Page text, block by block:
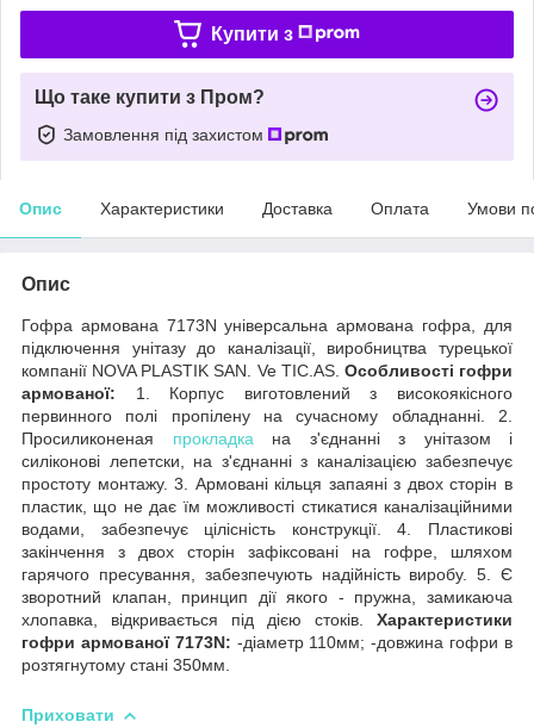
Купити з
Що таке купити з Пром?
Замовлення під захистом
Опис Характеристики Доставка Оплата Умови
Опис
Гофра армована 7173N універсальна армована гофра, для
підключення унітазу до каналізації, виробництва турецької
компанії NOVA PLASTIK SAN. Ve TIC.AS. Особливості гофри
армованої: 1. Корпус виготовлений з високоякісного
первинного полі пропілену на сучасному обладнанні. 2.
Просиликоненая прокладка на з'єднанні з унітазом і
силіконові лепетски, на з'єднанні з каналізацією забезпечує
простоту монтажу. 3. Армовані кільця запаяні з двох сторін в
пластик, що не дає їм можливості стикатися каналізаційними
водами, забезпечує цілісність конструкції. 4. Пластикові
закінчення з двох сторін зафіксовані на гофре, шляхом
гарячого пресування, забезпечують надійність виробу. 5. Є
зворотний клапан, принцип дії якого - пружна, замикаюча
хлопавка, відкривається під дією стоків. Характеристики
гофри армованої 7173N: -діаметр 110мм; -довжина гофри в
розтягнутому стані 350мм.
Приховати